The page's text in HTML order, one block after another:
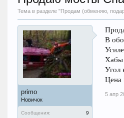
Тема в разделе "Продам (обменяю,
primo
Новичок
Сообщения:
9
В
Угол
Цена
5 апр